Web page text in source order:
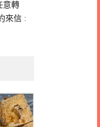
意轉
來信 :